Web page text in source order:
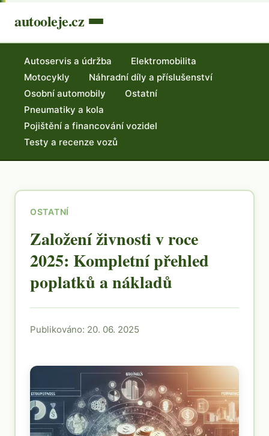
autooleje.cz
Autoservis a údržba
Elektromobilita
Motocykly
Náhradní díly a příslušenství
Osobní automobily
Ostatní
Pneumatiky a kola
Pojištění a financování vozidel
Testy a recenze vozů
OSTATNÍ
Založení živnosti v roce
2025: Kompletní přehled
poplatků a nákladů
Publikováno: 20. 06. 2025